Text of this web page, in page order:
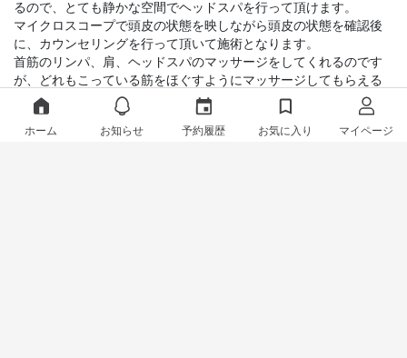
るので、とても静かな空間でヘッドスパを行って頂けます。
マイクロスコープで頭皮の状態を映しながら頭皮の状態を確認後
に、カウンセリングを行って頂いて施術となります。
首筋のリンパ、肩、ヘッドスパのマッサージをしてくれるのです
が、どれもこっている筋をほぐすようにマッサージしてもらえる
ので眠りに落ちてしまうほど気持ち良くリラックスができます。
施術後にマイクロスコープでビフォーアフターも見れるので、施
術による効果もわかりやすくオススメです。また通わせて頂きた
ホーム お知らせ 予約履歴 お気に入り マイページ